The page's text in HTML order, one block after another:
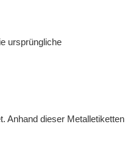
ursprüngliche
Anhand dieser Metalletiketten